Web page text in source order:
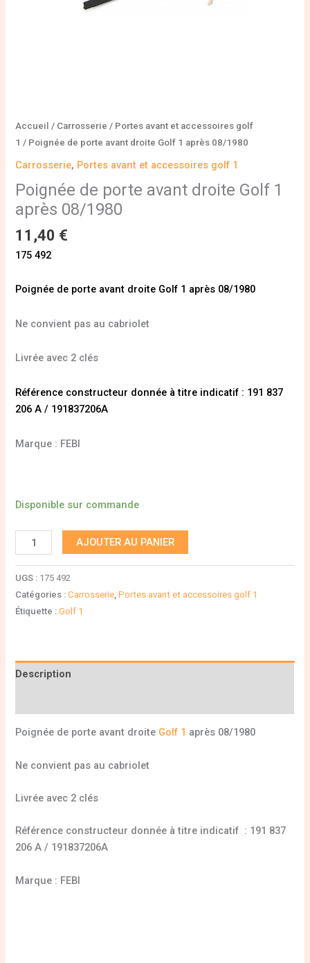
Accueil / Carrosserie / Portes avant et accessoires golf
1 / Poignée de porte avant droite Golf 1 après 08/1980
Carrosserie, Portes avant et accessoires golf 1
Poignée de porte avant droite Golf 1
après 08/1980
11,40 €
175 492
Poignée de porte avant droite Golf 1 après 08/1980
Ne convient pas au cabriolet
Livrée avec 2 clés
Référence constructeur donnée à titre indicatif : 191 837
206 A / 191837206A
Marque : FEBI
Disponible sur commande
AJOUTER AU PANIER
UGS : 175 492
Catégories :Carrosserie,Portes avant et accessoires golf 1
Étiquette :Golf 1
Description
Poignée de porte avant droite Golf 1 après 08/1980
Ne convient pas au cabriolet
Livrée avec 2 clés
Référence constructeur donnée à titre indicatif : 191 837
206 A / 191837206A
Marque : FEBI